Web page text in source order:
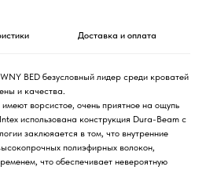
Доставка и оплата
BED безусловный лидер среди кроватей
и качества.
ворсистое, очень приятное на ощупь
использована конструкция Dura-Beam с
заклюяается в том, что внутренние
полиэфирных волокон,
что обеспечивает невероятную